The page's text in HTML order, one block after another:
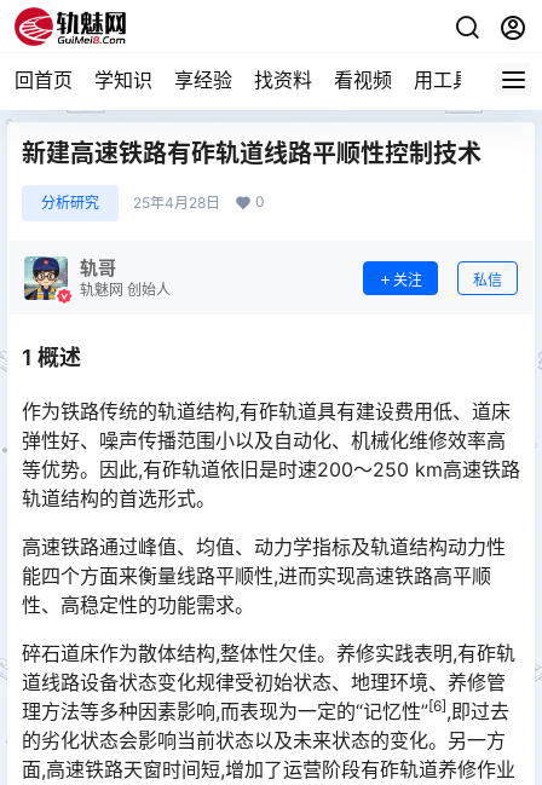
回首页 学知识 享经验 找资料 看视频 用工具 论技
新建高速铁路有砟轨道线路平顺性控制技术
分析研究 25年4月28日 0
轨哥
轨魅网 创始人
关注 私信
1 概述
作为铁路传统的轨道结构,有砟轨道具有建设费用低、道床
弹性好、噪声传播范围小以及自动化、机械化维修效率高
等优势。因此,有砟轨道依旧是时速200～250 km高速铁路
轨道结构的首选形式。󠅅󠅃󠄵󠅂󠄪󠇖󠆨󠆨󠇕󠆞󠆒󠅬󠇘󠆭󠆘󠇙󠆝󠅵󠇗󠆭󠆁󠄐󠇗󠅹󠅸󠇖󠆍󠅳󠇖󠅹󠅰󠇖󠆌󠅹
高速铁路通过峰值、均值、动力学指标及轨道结构动力性
能四个方面来衡量线路平顺性,进而实现高速铁路高平顺
性、高稳定性的功能需求。
碎石道床作为散体结构,整体性欠佳。养修实践表明,有砟轨
道线路设备状态变化规律受初始状态、地理环境、养修管
理方法等多种因素影响,而表现为一定的“记忆性”[6],即过去
的劣化状态会影响当前状态以及未来状态的变化。另一方
面,高速铁路天窗时间短,增加了运营阶段有砟轨道养修作业